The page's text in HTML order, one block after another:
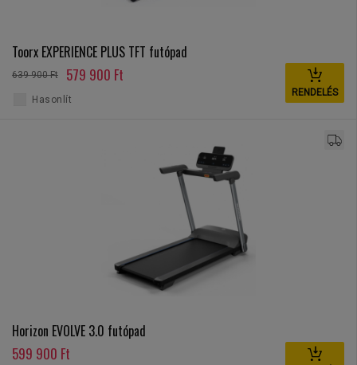
Toorx EXPERIENCE PLUS TFT futópad
639 900 Ft 579 900 Ft
RENDELÉS
Hasonlít
Horizon EVOLVE 3.0 futópad
599 900 Ft